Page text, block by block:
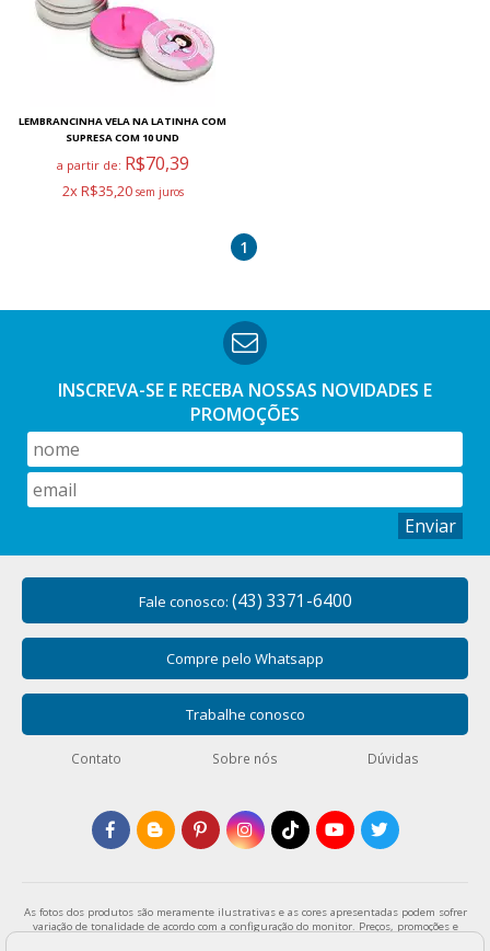
LEMBRANCINHA VELA NA LATINHA COM
SUPRESA COM 10 UND
a partir de: R$70,39
2x R$35,20
1
INSCREVA-SE E RECEBA NOSSAS NOVIDADES E
PROMOÇÕES
Enviar
Fale conosco: (43) 3371-6400
Compre pelo Whatsapp
Trabalhe conosco
Contato Sobre nós Dúvidas
As fotos dos produtos são meramente ilustrativas e as cores apresentadas podem sofrer
variação de tonalidade de acordo com a configuração do monitor. Preços, promoções e